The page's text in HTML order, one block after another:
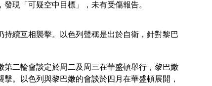
現「可疑空中目標」，未有受傷報告。
續互相襲擊。以色列聲稱是出於自衛，針對黎巴
二輪會談定於周二及周三在華盛頓舉行，黎巴嫩
。以色列與黎巴嫩的會談於四月在華盛頓展開，